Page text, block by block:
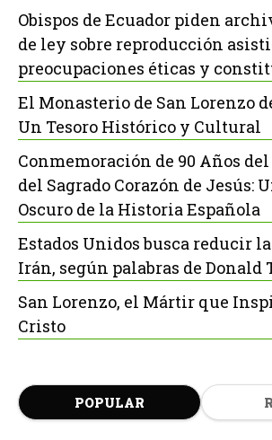
Obispos de Ecuador piden
de ley sobre reproducción
preocupaciones éticas y
El Monasterio de San Lorenzo
Un Tesoro Histórico y Cultural
Conmemoración de 90 Años
del Sagrado Corazón de Jesús:
Oscuro de la Historia Española
Estados Unidos busca reducir
Irán, según palabras de Donald
San Lorenzo, el Mártir que
Cristo
POPULAR